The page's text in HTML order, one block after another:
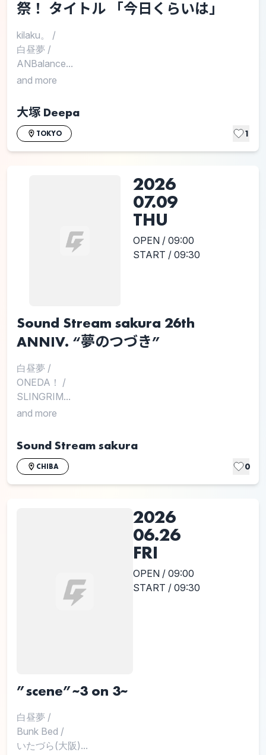
祭！ タイトル 「今日くらいは」
kilaku。 /
白昼夢 /
ANBalance...
and more
大塚 Deepa
TOKYO 1
2026
07.09
THU
OPEN / 09:00
START / 09:30
Sound Stream sakura 26th
ANNIV. “夢のつづき”
白昼夢 /
ONEDA！ /
SLINGRIM...
and more
Sound Stream sakura
CHIBA 0
2026
06.26
FRI
OPEN / 09:00
START / 09:30
”scene”~3 on 3~
白昼夢 /
Bunk Bed /
いたづら(大阪)...